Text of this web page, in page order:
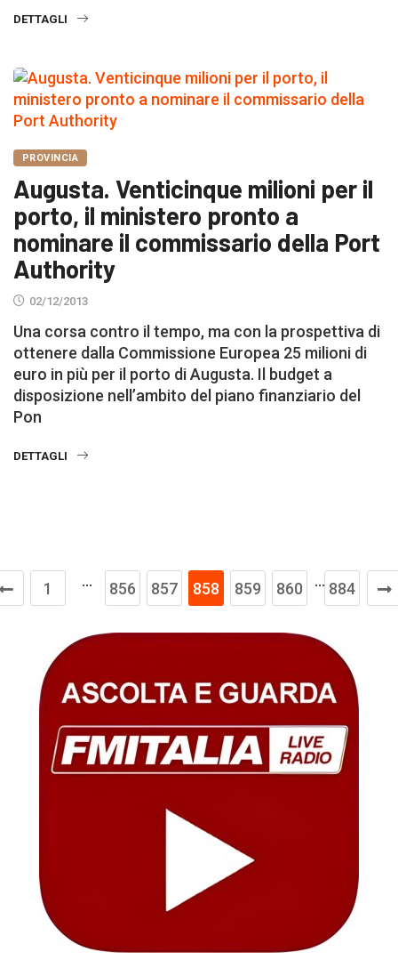
DETTAGLI
PROVINCIA
Augusta. Venticinque milioni per il
porto, il ministero pronto a
nominare il commissario della Port
Authority
02/12/2013
Una corsa contro il tempo, ma con la prospettiva di
ottenere dalla Commissione Europea 25 milioni di
euro in più per il porto di Augusta. Il budget a
disposizione nell’ambito del piano finanziario del
Pon
DETTAGLI
1 … 856 857 858 859 860 … 884